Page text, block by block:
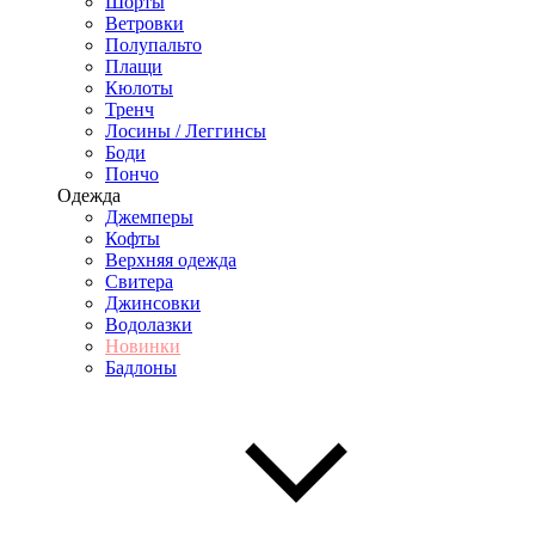
Ветровки
Полупальто
Плащи
Кюлоты
Тренч
Лосины / Леггинсы
Боди
Пончо
Одежда
Джемперы
Кофты
Верхняя одежда
Свитера
Джинсовки
Водолазки
Новинки
Бадлоны